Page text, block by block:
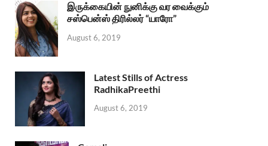
இருக்கையின் நுனிக்கு வர வைக்கும்
சஸ்பென்ஸ் திரில்லர் “யாரோ”
August 6, 2019
Latest Stills of Actress
RadhikaPreethi
August 6, 2019